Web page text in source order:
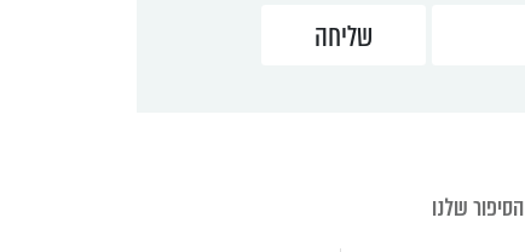
הסיפור שלנו